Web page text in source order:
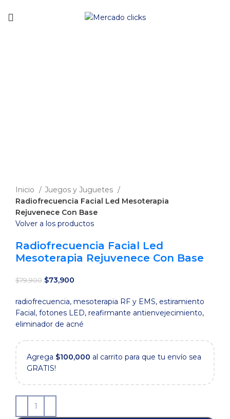
Inicio
Juegos y Juguetes
Radiofrecuencia Facial Led Mesoterapia
Rejuvenece Con Base
Volver a los productos
Radiofrecuencia Facial Led
Mesoterapia Rejuvenece Con Base
$79,900 El
original
era:
$79,900.
$73,900
actual
es:
$73,900.
radiofrecuencia, mesoterapia RF y EMS, estiramiento
Facial, fotones LED, reafirmante antienvejecimiento,
eliminador de acné
Agrega $100,000 al carrito para que tu envío sea
GRATIS!